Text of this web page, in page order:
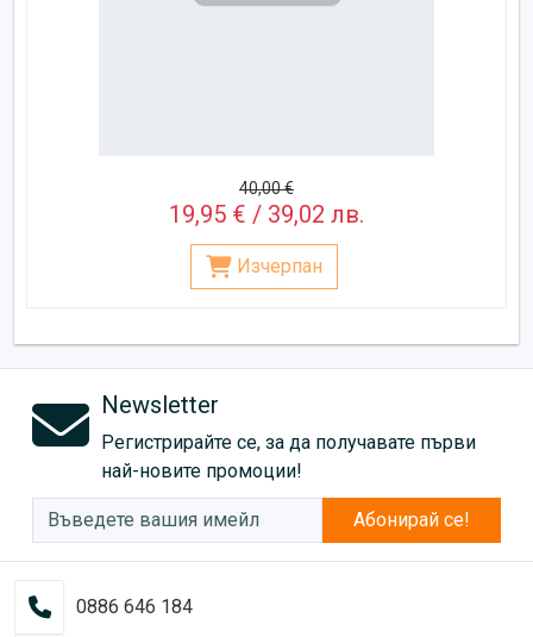
40,00 €
19,95 € / 39,02 лв.
Изчерпан
Newsletter
Регистрирайте се, за да получавате първи
най-новите промоции!
Абонирай се!
0886 646 184